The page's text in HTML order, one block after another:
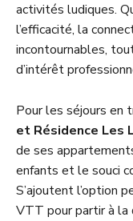
activités ludiques.
l’efficacité, la
incontournables,
d’intérêt
Pour les séjours en
et Résidence Les
de ses
enfants et le souci
S’ajoutent l’option
VTT pour partir à la